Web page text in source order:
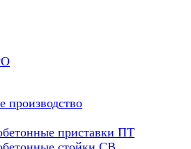
производство
приставки ПТ